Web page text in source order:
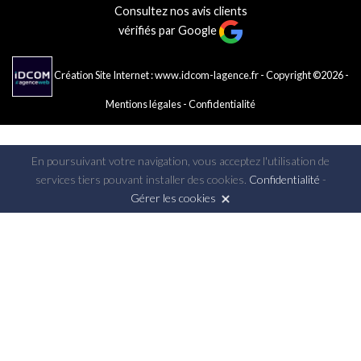
Consultez nos avis clients
vérifiés par Google
Création Site Internet : www.idcom-lagence.fr- Copyright ©2026 -
Mentions légales-Confidentialité
En poursuivant votre navigation, vous acceptez l'utilisation de
services tiers pouvant installer des cookies. Confidentialité -
Gérer les cookies